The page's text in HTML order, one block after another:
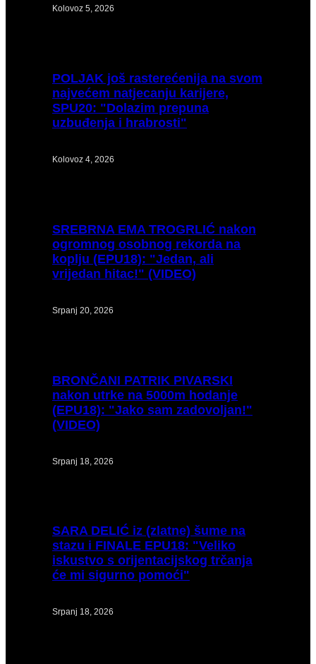
Kolovoz 5, 2026
POLJAK još rasterećenija na svom
najvećem natjecanju karijere,
SPU20: "Dolazim prepuna
uzbuđenja i hrabrosti"
Kolovoz 4, 2026
SREBRNA EMA TROGRLIĆ nakon
ogromnog osobnog rekorda na
koplju (EPU18): "Jedan, ali
vrijedan hitac!" (VIDEO)
Srpanj 20, 2026
BRONČANI PATRIK PIVARSKI
nakon utrke na 5000m hodanje
(EPU18): "Jako sam zadovoljan!"
(VIDEO)
Srpanj 18, 2026
SARADELIĆ iz (zlatne) šume na
stazu i FINALE EPU18: "Veliko
iskustvo s orijentacijskog trčanja
će mi sigurno pomoći"
Srpanj 18, 2026